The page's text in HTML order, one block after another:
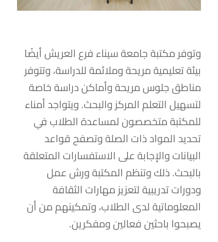
وتوفر مكتبة جامعة سيناء فرع العريش أيضًا
بيئة تعليمية مريحة وملائمة للدراسة، وتتوفر
مناطق جلوس مريحة وأماكن دراسة خاصة
لتسهيل التعلم المركز والبحث. ويتواجد أمناء
للمكتبة متخصصون لمساعدة الطلاب في
تحديد المواد ذات الصلة وتصفح قواعد
البيانات والإجابة على الاستفسارات المتعلقة
بالبحث. ذلك وتنظم المكتبة ورش عمل
ودورات تدريبية لتعزيز مهارات الثقافة
المعلوماتية لدى الطلاب، وتمكينهم من أن
يصبحوا باحثين فعالين ومفكرين.